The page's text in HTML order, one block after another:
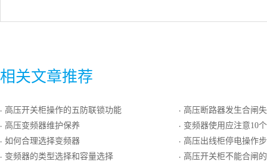
相关文章推荐
· 高压开关柜操作的五防联锁功能
· 高压变频器维护保养
· 如何合理选择变频器
· 变频器的类型选择和容量选择
· 高压断路器发生合闸失灵故
· 变频器使用应注意10
· 高压出线柜停电操作
· 高压开关柜不能合闸的